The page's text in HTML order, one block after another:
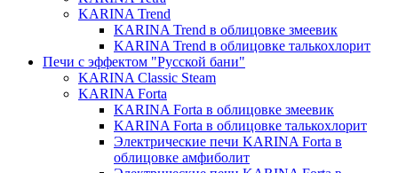
KARINA Trend
KARINA Trend в облицовке змеевик
KARINA Trend в облицовке талькохлорит
Печи с эффектом "Русской бани"
KARINA Classic Steam
KARINA Forta
KARINA Forta в облицовке змеевик
KARINA Forta в облицовке талькохлорит
Электрические печи KARINA Forta в
облицовке амфиболит